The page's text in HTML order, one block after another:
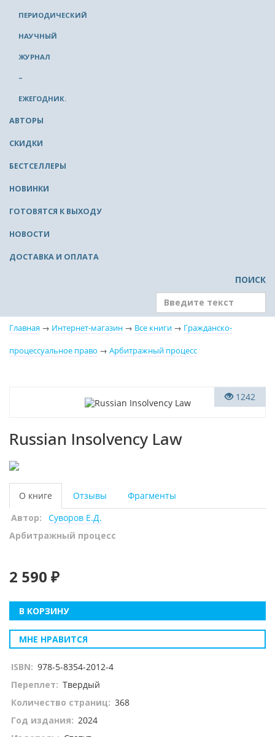
ПЕРИОДИЧЕСКИЙ
НАУЧНЫЙ
ЖУРНАЛ
–
ЕЖЕГОДНИК.
АВТОРЫ
СКИДКИ
БЕСТСЕЛЛЕРЫ
НОВИНКИ
ГОТОВЯТСЯ К ВЫХОДУ
НОВОСТИ
ДОСТАВКА И ОПЛАТА
ПОИСК
Главная → Интернет-магазин → Все книги → Гражданско-
процессуальное право → Арбитражный процесс
1242
Russian Insolvency Law
О книге Отзывы
Фрагменты
Автор:
Суворов Е.Д.
Арбитражный процесс
2 590 ₽
В КОРЗИНУ
МНЕ НРАВИТСЯ
ISBN: 978-5-8354-2012-4
Переплет: Твердый
Количество страниц: 368
Год издания: 2024